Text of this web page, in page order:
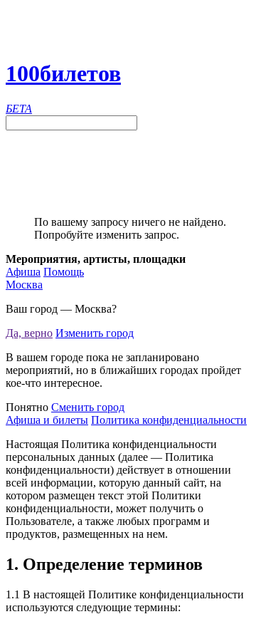
100билетов
БЕТА
По вашему запросу ничего не найдено.
Попробуйте изменить запрос.
Мероприятия, артисты, площадки
Афиша Помощь
Москва
Ваш город — Москва?
Да, верно Изменить город
В вашем городе пока не запланировано
мероприятий, но в ближайших городах пройдет
кое-что интересное.
Понятно Сменить город
Афиша и билеты Политика конфиденциальности
Настоящая Политика конфиденциальности
персональных данных (далее — Политика
конфиденциальности) действует в отношении
всей информации, которую данный сайт, на
котором размещен текст этой Политики
конфиденциальности, может получить о
Пользователе, а также любых программ и
продуктов, размещенных на нем.
1. Определение терминов
1.1 В настоящей Политике конфиденциальности
используются следующие термины: